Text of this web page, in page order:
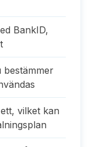
BankID,
bestämmer
vilket kan